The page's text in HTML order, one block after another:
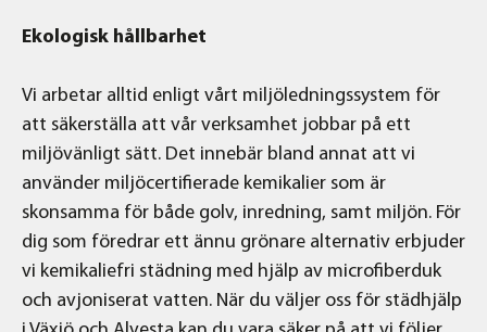
Ekologisk hållbarhet
Vi arbetar alltid enligt vårt miljöledningssystem för
att säkerställa att vår verksamhet jobbar på ett
miljövänligt sätt. Det innebär bland annat att vi
använder miljöcertifierade kemikalier som är
skonsamma för både golv, inredning, samt miljön. För
dig som föredrar ett ännu grönare alternativ erbjuder
vi kemikaliefri städning med hjälp av microfiberduk
och avjoniserat vatten. När du väljer oss för städhjälp